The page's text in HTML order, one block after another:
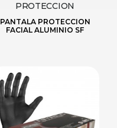
PROTECCION
PANTALA PROTECCION
FACIAL ALUMINIO SF